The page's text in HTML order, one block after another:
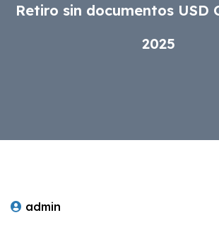
Retiro sin documentos USD
2025
admin